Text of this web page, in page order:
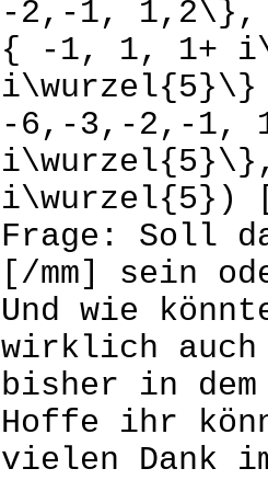
-2,-1, 1,2\},
{ -1, 1, 1+
i\wurzel{5}\}
-6,-3,-2,-1,
i\wurzel{5})
Frage: Soll
[/mm] sein
Und wie
wirklich
bisher in dem
Hoffe ihr
vielen Dank